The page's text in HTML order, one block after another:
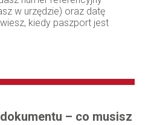
w urzędzie) oraz datę
kiedy paszport jest
– co musisz